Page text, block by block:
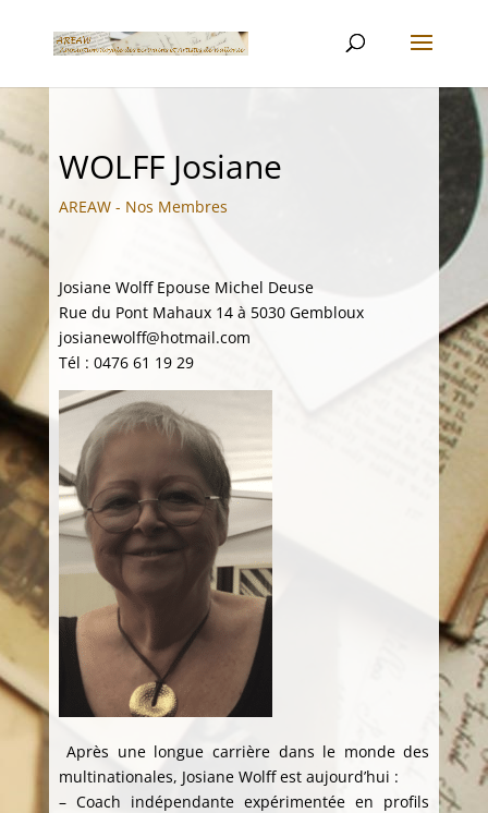
WOLFF Josiane
AREAW - Nos Membres
Josiane Wolff Epouse Michel Deuse
Rue du Pont Mahaux 14 à 5030 Gembloux
josianewolff@hotmail.com
Tél : 0476 61 19 29
Après une longue carrière dans le monde des
multinationales, Josiane Wolff est aujourd’hui :
– Coach indépendante expérimentée en profils